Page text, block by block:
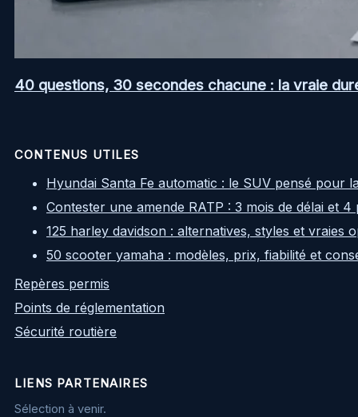
40 questions, 30 secondes chacune : la vraie
CONTENUS UTILES
Hyundai Santa Fe automatic : le SUV pensé pour
Contester une amende RATP : 3 mois de délai et
125 harley davidson : alternatives, styles et vraies
50 scooter yamaha : modèles, prix, fiabilité et
Repères permis
Points de réglementation
Sécurité routière
LIENS PARTENAIRES
Sélection à venir.